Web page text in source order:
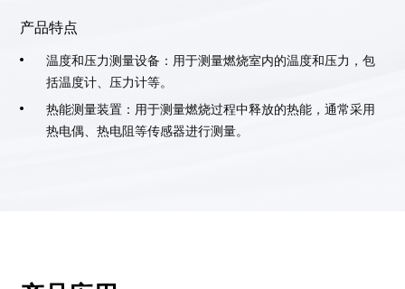
产品特点
温度和压力测量设备：用于测量燃烧室内的温度和压力，包
括温度计、压力计等。
热能测量装置：用于测量燃烧过程中释放的热能，通常采用
热电偶、热电阻等传感器进行测量。